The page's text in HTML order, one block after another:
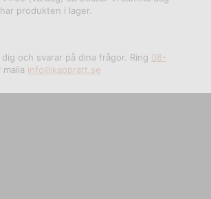
produkten i lager.
och svarar på dina frågor. Ring 08-
maila info@kappratt.se